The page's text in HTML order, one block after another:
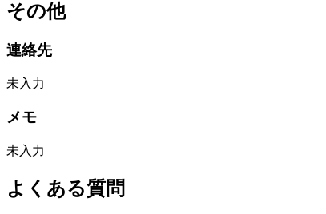
その他
連絡先
未入力
メモ
未入力
よくある質問